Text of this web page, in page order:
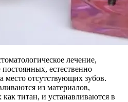
лечение,
естественно
место отсутствующих зубов.
из материалов,
титан, и устанавливаются в